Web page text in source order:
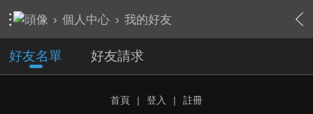
› 個人中心 › 我的好友
好友名單 好友請求
首頁 | 登入 |
註冊